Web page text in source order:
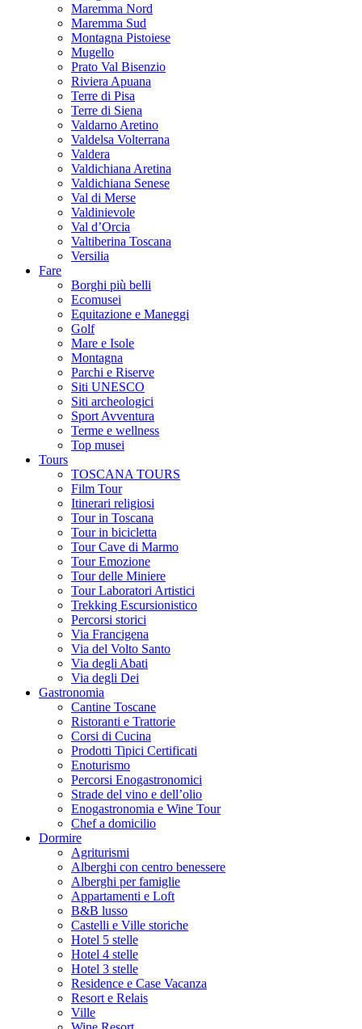
Maremma Nord
Maremma Sud
Montagna Pistoiese
Mugello
Prato Val Bisenzio
Riviera Apuana
Terre di Pisa
Terre di Siena
Valdarno Aretino
Valdelsa Volterrana
Valdera
Valdichiana Aretina
Valdichiana Senese
Val di Merse
Valdinievole
Val d’Orcia
Valtiberina Toscana
Versilia
Fare
Borghi più belli
Ecomusei
Equitazione e Maneggi
Golf
Mare e Isole
Montagna
Parchi e Riserve
Siti UNESCO
Siti archeologici
Sport Avventura
Terme e wellness
Top musei
Tours
TOSCANA TOURS
Film Tour
Itinerari religiosi
Tour in Toscana
Tour in bicicletta
Tour Cave di Marmo
Tour Emozione
Tour delle Miniere
Tour Laboratori Artistici
Trekking Escursionistico
Percorsi storici
Via Francigena
Via del Volto Santo
Via degli Abati
Via degli Dei
Gastronomia
Cantine Toscane
Ristoranti e Trattorie
Corsi di Cucina
Prodotti Tipici Certificati
Enoturismo
Percorsi Enogastronomici
Strade del vino e dell’olio
Enogastronomia e Wine Tour
Chef a domicilio
Dormire
Agriturismi
Alberghi con centro benessere
Alberghi per famiglie
Appartamenti e Loft
B&B lusso
Castelli e Ville storiche
Hotel 5 stelle
Hotel 4 stelle
Hotel 3 stelle
Residence e Case Vacanza
Resort e Relais
Ville